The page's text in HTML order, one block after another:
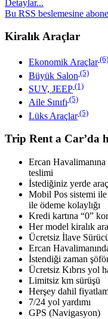
Detaylar...
Bu RSS beslemesine
Kiralık Araçlar
Ekonomik Araçlar(6)
Büyük Salon (5)
SUV, JEEP (1)
Aile Sınıfı (5)
Lüks Araçlar(5)
Trip Rent a Car’da
Ercan
teslimi
İstediğiniz yerde
Mobil Pos sistemi ile
ile ödeme kolaylığı
Kredi kartına “0”
Her model kiralık
Ücretsiz İlave
Ercan
İstendiği zaman
Ücretsiz Kıbrıs yol
Limitsiz km sürüşü
Herşey dahil
7/24 yol yardımı
GPS (Navigasyon)